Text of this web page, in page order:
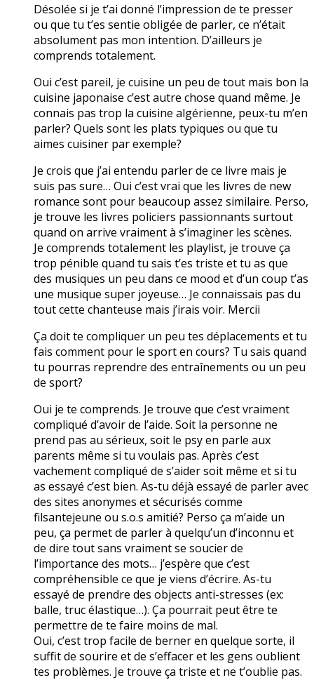
Désolée si je t’ai donné l’impression de te presser
ou que tu t’es sentie obligée de parler, ce n’était
absolument pas mon intention. D’ailleurs je
comprends totalement.
Oui c’est pareil, je cuisine un peu de tout mais bon la
cuisine japonaise c’est autre chose quand même. Je
connais pas trop la cuisine algérienne, peux-tu m’en
parler? Quels sont les plats typiques ou que tu
aimes cuisiner par exemple?
Je crois que j’ai entendu parler de ce livre mais je
suis pas sure… Oui c’est vrai que les livres de new
romance sont pour beaucoup assez similaire. Perso,
je trouve les livres policiers passionnants surtout
quand on arrive vraiment à s’imaginer les scènes.
Je comprends totalement les playlist, je trouve ça
trop pénible quand tu sais t’es triste et tu as que
des musiques un peu dans ce mood et d’un coup t’as
une musique super joyeuse… Je connaissais pas du
tout cette chanteuse mais j’irais voir. Mercii
Ça doit te compliquer un peu tes déplacements et tu
fais comment pour le sport en cours? Tu sais quand
tu pourras reprendre des entraînements ou un peu
de sport?
Oui je te comprends. Je trouve que c’est vraiment
compliqué d’avoir de l’aide. Soit la personne ne
prend pas au sérieux, soit le psy en parle aux
parents même si tu voulais pas. Après c’est
vachement compliqué de s’aider soit même et si tu
as essayé c’est bien. As-tu déjà essayé de parler avec
des sites anonymes et sécurisés comme
filsantejeune ou s.o.s amitié? Perso ça m’aide un
peu, ça permet de parler à quelqu’un d’inconnu et
de dire tout sans vraiment se soucier de
l’importance des mots… j’espère que c’est
compréhensible ce que je viens d’écrire. As-tu
essayé de prendre des objects anti-stresses (ex:
balle, truc élastique…). Ça pourrait peut être te
permettre de te faire moins de mal.
Oui, c’est trop facile de berner en quelque sorte, il
suffit de sourire et de s’effacer et les gens oublient
tes problèmes. Je trouve ça triste et ne t’oublie pas.